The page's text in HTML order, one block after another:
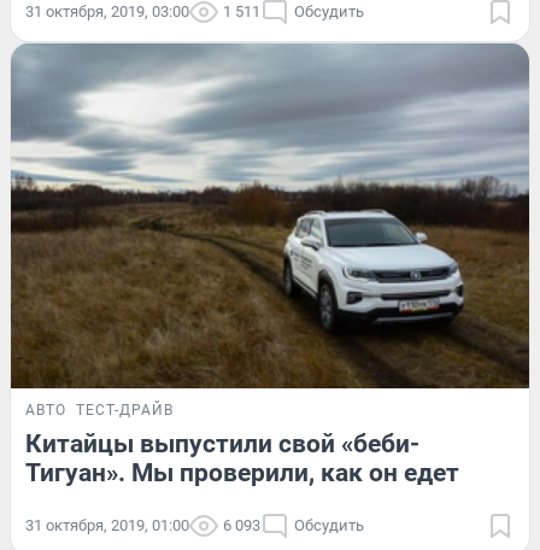
31 октября, 2019, 03:00 1 511 Обсудить
АВТО ТЕСТ-ДРАЙВ
Китайцы выпустили свой «беби-
Тигуан». Мы проверили, как он едет
31 октября, 2019, 01:00 6 093 Обсудить